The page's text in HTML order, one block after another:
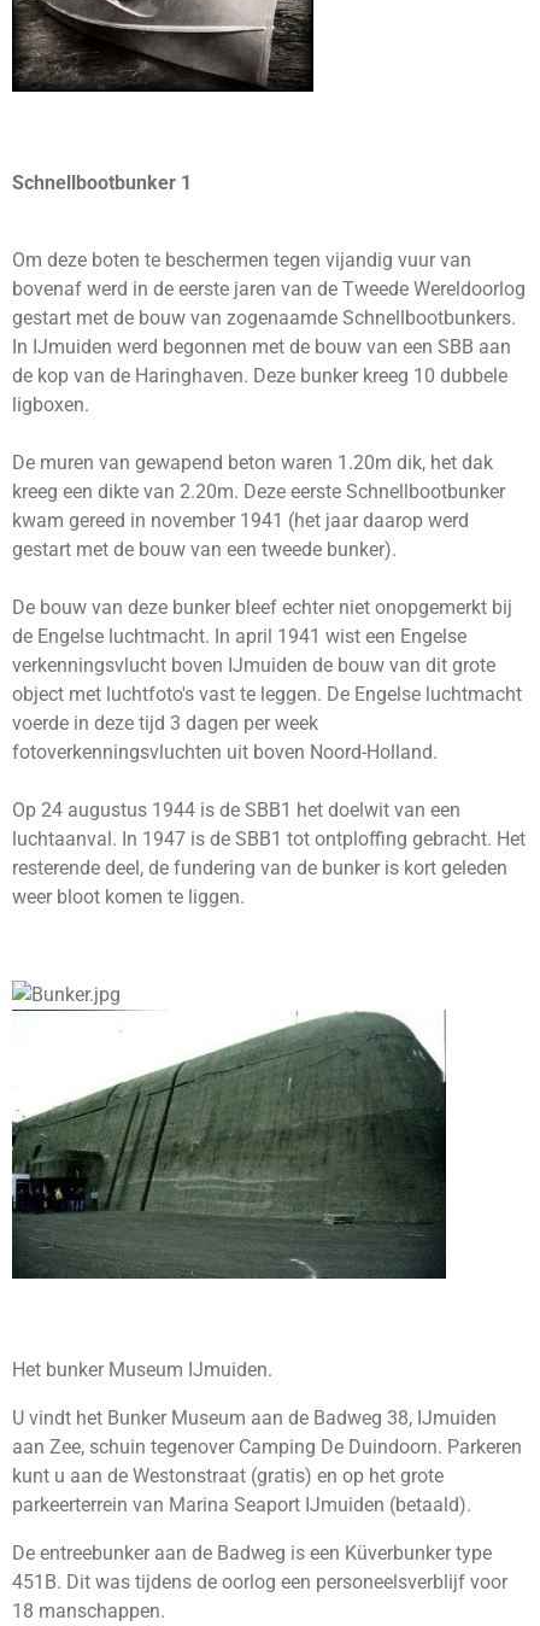
Schnellbootbunker 1
Om deze boten te beschermen tegen vijandig vuur van
bovenaf werd in de eerste jaren van de Tweede Wereldoorlog
gestart met de bouw van zogenaamde Schnellbootbunkers.
In IJmuiden werd begonnen met de bouw van een SBB aan
de kop van de Haringhaven. Deze bunker kreeg 10 dubbele
ligboxen.
De muren van gewapend beton waren 1.20m dik, het dak
kreeg een dikte van 2.20m. Deze eerste Schnellbootbunker
kwam gereed in november 1941 (het jaar daarop werd
gestart met de bouw van een tweede bunker).
De bouw van deze bunker bleef echter niet onopgemerkt bij
de Engelse luchtmacht. In april 1941 wist een Engelse
verkenningsvlucht boven IJmuiden de bouw van dit grote
object met luchtfoto's vast te leggen. De Engelse luchtmacht
voerde in deze tijd 3 dagen per week
fotoverkenningsvluchten uit boven Noord-Holland.
Op 24 augustus 1944 is de SBB1 het doelwit van een
luchtaanval. In 1947 is de SBB1 tot ontploffing gebracht. Het
resterende deel, de fundering van de bunker is kort geleden
weer bloot komen te liggen.
Het bunker Museum IJmuiden.
U vindt het Bunker Museum aan de Badweg 38, IJmuiden
aan Zee, schuin tegenover Camping De Duindoorn. Parkeren
kunt u aan de Westonstraat (gratis) en op het grote
parkeerterrein van Marina Seaport IJmuiden (betaald).
De entreebunker aan de Badweg is een Küverbunker type
451B. Dit was tijdens de oorlog een personeelsverblijf voor
18 manschappen.